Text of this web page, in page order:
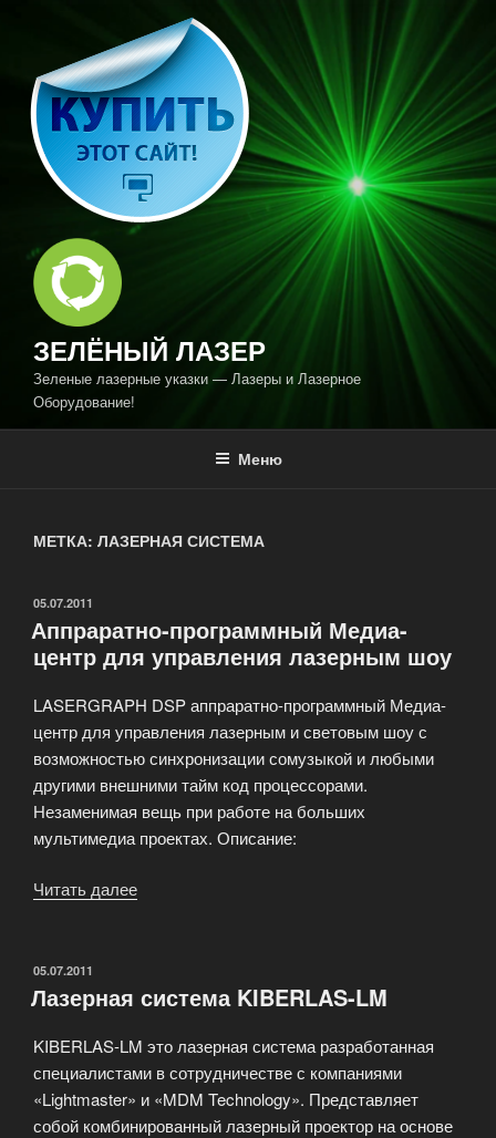
содержимому
ЗЕЛЁНЫЙ ЛАЗЕР
Зеленые лазерные указки — Лазеры и Лазерное
Оборудование!
Меню
МЕТКА: ЛАЗЕРНАЯ СИСТЕМА
ОПУБЛИКОВАНО
05.07.2011
Аппраратно-программный Медиа-
центр для управления лазерным шоу
LASERGRAPH DSP аппраратно-программный Медиа-
центр для управления лазерным и световым шоу с
возможностью синхронизации сомузыкой и любыми
другими внешними тайм код процессорами.
Незаменимая вещь при работе на больших
мультимедиа проектах. Описание:
Читать далее
для
лазерным
шоу»
ОПУБЛИКОВАНО
05.07.2011
Лазерная система KIBERLAS-LM
KIBERLAS-LM это лазерная система разработанная
специалистами в сотрудничестве с компаниями
«Lightmaster» и «MDM Technology». Представляет
собой комбинированный лазерный проектор на основе